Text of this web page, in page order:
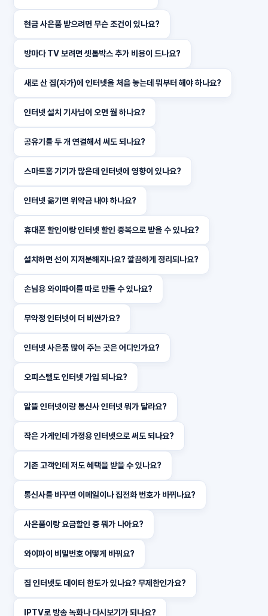
현금 사은품 받으려면 무슨 조건이 있나요?
방마다 TV 보려면 셋톱박스 추가 비용이 드나요?
새로 산 집(자가)에 인터넷을 처음 놓는데 뭐부터 해야 하나요?
인터넷 설치 기사님이 오면 뭘 하나요?
공유기를 두 개 연결해서 써도 되나요?
스마트홈 기기가 많은데 인터넷에 영향이 있나요?
인터넷 옮기면 위약금 내야 하나요?
휴대폰 할인이랑 인터넷 할인 중복으로 받을 수 있나요?
설치하면 선이 지저분해지나요? 깔끔하게 정리되나요?
손님용 와이파이를 따로 만들 수 있나요?
무약정 인터넷이 더 비싼가요?
인터넷 사은품 많이 주는 곳은 어디인가요?
오피스텔도 인터넷 가입 되나요?
알뜰 인터넷이랑 통신사 인터넷 뭐가 달라요?
작은 가게인데 가정용 인터넷으로 써도 되나요?
기존 고객인데 저도 혜택을 받을 수 있나요?
통신사를 바꾸면 이메일이나 집전화 번호가 바뀌나요?
사은품이랑 요금할인 중 뭐가 나아요?
와이파이 비밀번호 어떻게 바꿔요?
집 인터넷도 데이터 한도가 있나요? 무제한인가요?
IPTV로 방송 녹화나 다시보기가 되나요?